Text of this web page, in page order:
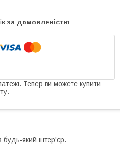
за домовленістю
Тепер ви можете купити
який інтер'єр.